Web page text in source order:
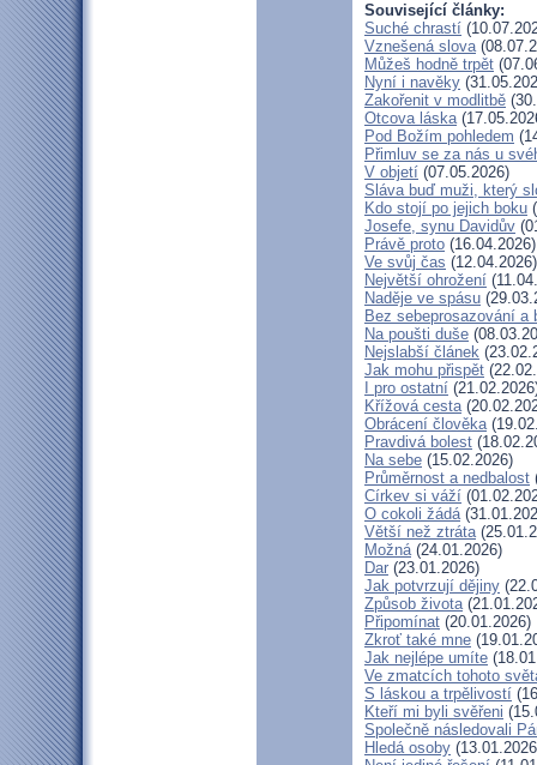
Související články:
Suché chrastí
Vznešená slova
Můžeš hodně trpět
Nyní i navěky
Zakořenit v modlitbě
Otcova láska
Pod Božím pohledem
Přimluv se za nás u
V objetí (07.05.2026)
Sláva buď muži, který
Kdo stojí po jejich boku
Josefe, synu Davidův
Právě proto (16.04.2026)
Ve svůj čas (12.04.2026)
Největší ohrožení
Naděje ve spásu
Bez sebeprosazování a
Na poušti duše
Nejslabší článek
Jak mohu přispět
I pro ostatní
Křížová cesta
Obrácení člověka
Pravdivá bolest
Na sebe (15.02.2026)
Průměrnost a nedbalost
Církev si váží
O cokoli žádá
Větší než ztráta
Možná(24.01.2026)
Dar (23.01.2026)
Jak potvrzují dějiny
Způsob života
Připomínat (20.01.2026)
Zkroť také mne
Jak nejlépe umíte
Ve zmatcích tohoto
S láskou a trpělivostí
Kteří mi byli svěřeni
Společně následovali
Hledá osoby